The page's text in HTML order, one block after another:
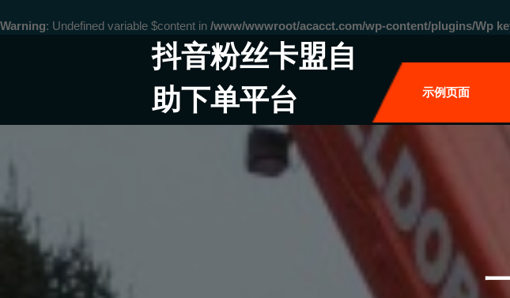
Warning: Undefined variable $content in /www/wwwroot/acacct.com/wp-content/plugins/Wp
抖音粉丝卡盟自
助下单平台
示例页面